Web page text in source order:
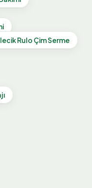
Rulo Çim Serme